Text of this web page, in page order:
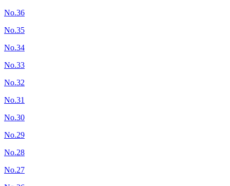
No.36
No.35
No.34
No.33
No.32
No.31
No.30
No.29
No.28
No.27